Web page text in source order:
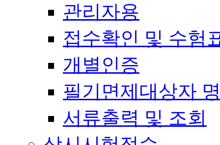
관리자용
접수확인 및 수험
개별인증
필기면제대상자
서류출력 및 조회